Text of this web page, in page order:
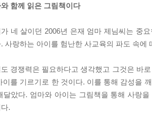
함께 읽은 그림책이다
가 네 살이던 2006년 은재 엄마 제님씨는 중
사랑하는 아이를 험난한 사교육의 파도 속
도 경쟁력은 필요하다고 생각했고 그것은 바
이를 기르기로 한 것이다. 이를 통해 감성을
달았다. 엄마와 아이는 그림책을 통해 사랑
.